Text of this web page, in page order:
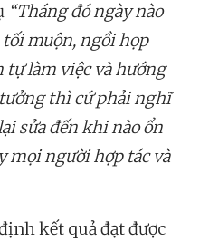
“Tháng đó ngày nào
muộn, ngồi họp
tự làm việc và hướng
tưởng thì cứ phải nghĩ
sửa đến khi nào ổn
mọi người hợp tác và
kết quả đạt được